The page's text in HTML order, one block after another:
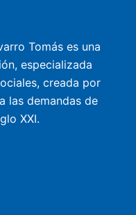
Tomás es una
especializada
creada por
las demandas de
XXI.